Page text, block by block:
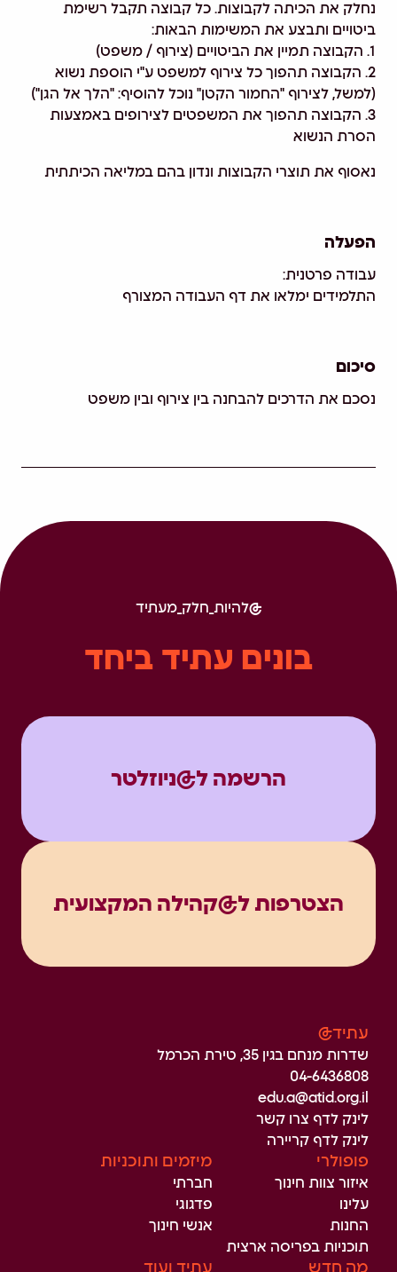
נחלק את הכיתה לקבוצות. כל קבוצה תקבל רשימת
ביטויים ותבצע את המשימות הבאות:
1. הקבוצה תמיין את הביטויים (צירוף / משפט)
2. הקבוצה תהפוך כל צירוף למשפט ע"י הוספת נשוא
(למשל, לצירוף "החמור הקטן" נוכל להוסיף: "הלך אל הגן")
3. הקבוצה תהפוך את המשפטים לצירופים באמצעות
הסרת הנשוא
נאסוף את תוצרי הקבוצות ונדון בהם במליאה הכיתתית
הפעלה
עבודה פרטנית:
התלמידים ימלאו את דף העבודה המצורף
סיכום
נסכם את הדרכים להבחנה בין צירוף ובין משפט
להיות_חלק_מעתיד
בונים עתיד ביחד
הרשמה ל@ניוזלטר
הצטרפות ל@קהילה המקצועית
עתיד@
שדרות מנחם בגין 35, טירת הכרמל
04-6436808
edu.a@atid.org.il
לינק לדף צרו קשר
לינק לדף קריירה
פופולרי
איזור צוות חינוך
עלינו
החנות
תוכניות בפריסה ארצית
מיזמים ותוכניות
חברתי
פדגוגי
אנשי חינוך
מה חדש עתיד ועוד